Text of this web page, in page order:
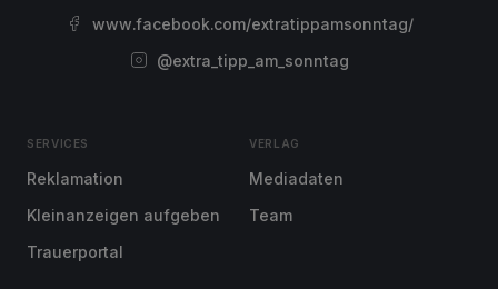
www.facebook.com/extratippamsonntag/
@extra_tipp_am_sonntag
SERVICES
Reklamation
Kleinanzeigen aufgeben
Trauerportal
VERLAG
Mediadaten
Team